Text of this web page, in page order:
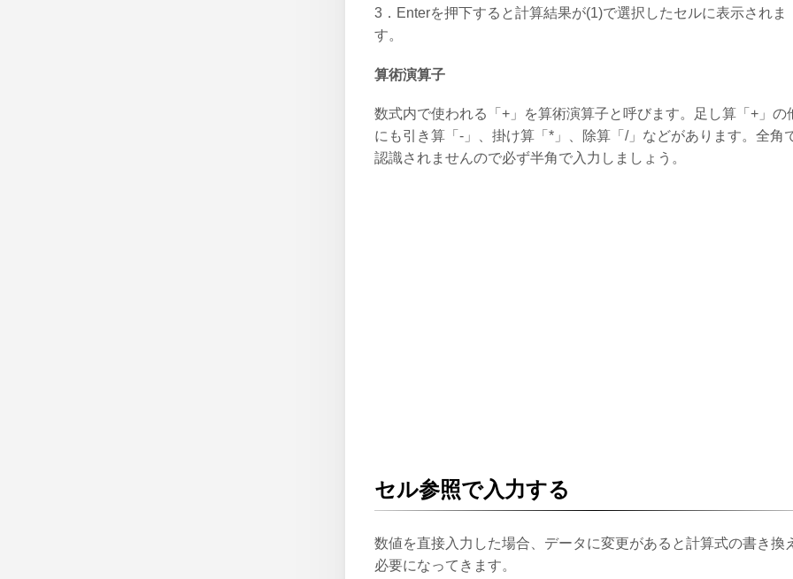
3．Enterを押下すると計算結果が(1)で選択したセルに表示されま
す。
算術演算子
数式内で使われる「+」を算術演算子と呼びます。足し算「+」の
にも引き算「-」、掛け算「*」、除算「/」などがあります。全角
認識されませんので必ず半角で入力しましょう。
セル参照で入力する
数値を直接入力した場合、データに変更があると計算式の書き換
必要になってきます。